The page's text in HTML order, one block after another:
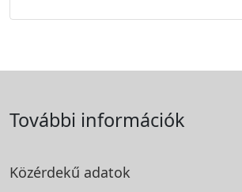
További információk
Közérdekű adatok